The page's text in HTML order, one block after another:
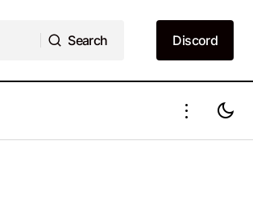
Search
Discord
Discord